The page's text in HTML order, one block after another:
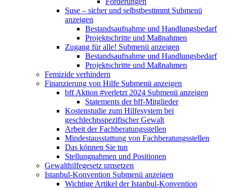
Suse – sicher und selbstbestimmt Submenü
anzeigen
Bestandsaufnahme und Handlungsbedarf
Projektschritte und Maßnahmen
Zugang für alle! Submenü anzeigen
Bestandsaufnahme und Handlungsbedarf
Projektschritte und Maßnahmen
Femizide verhindern
Finanzierung von Hilfe Submenü anzeigen
bff Aktion #verletzt 2024 Submenü anzeigen
Statements der bff-Mitglieder
Kostenstudie zum Hilfesystem bei
geschlechtsspezifischer Gewalt
Arbeit der Fachberatungsstellen
Mindestausstattung von Fachberatungsstellen
Das können Sie tun
Stellungnahmen und Positionen
Gewalthilfegesetz umsetzen
Istanbul-Konvention Submenü anzeigen
Wichtige Artikel der Istanbul-Konvention